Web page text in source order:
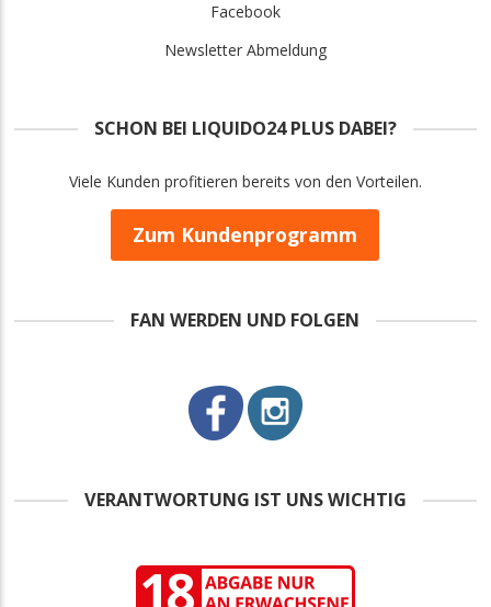
Facebook
Newsletter Abmeldung
SCHON BEI LIQUIDO24 PLUS DABEI?
Viele Kunden profitieren bereits von den Vorteilen.
Zum Kundenprogramm
FAN WERDEN UND FOLGEN
VERANTWORTUNG IST UNS WICHTIG